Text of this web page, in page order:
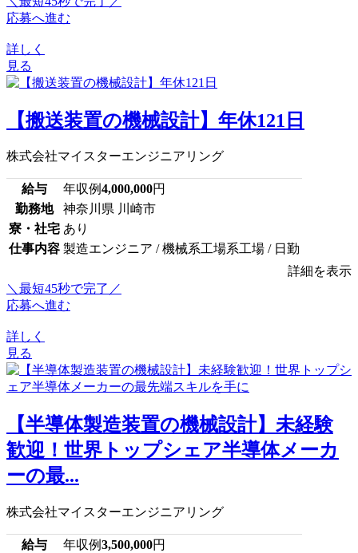
応募へ進む
詳しく
見る
【搬送装置の機械設計】年休121日
株式会社マイスターエンジニアリング
給与 年収例4,000,000円
勤務地
神奈川県 川崎市
寮・社宅 あり
仕事内容 製造エンジニア / 機械系工場系工場 / 日勤
詳細を表示
＼最短45秒で完了／
応募へ進む
詳しく
見る
【半導体製造装置の機械設計】未経験
歓迎！世界トップシェア半導体メーカ
ーの最...
株式会社マイスターエンジニアリング
給与 年収例3,500,000円